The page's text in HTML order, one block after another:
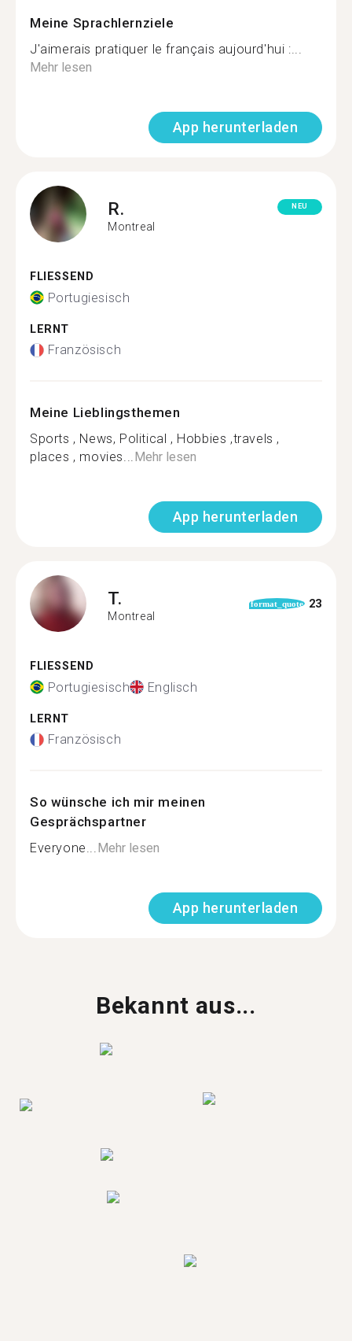
Meine Sprachlernziele
J'aimerais pratiquer le français aujourd'hui :...
Mehr lesen
App herunterladen
R.
Montreal
NEU
FLIESSEND
Portugiesisch
LERNT
Französisch
Meine Lieblingsthemen
Sports , News, Political , Hobbies ,travels ,
places , movies...Mehr lesen
App herunterladen
T.
Montreal
format_quote 23
FLIESSEND
Portugiesisch Englisch
LERNT
Französisch
So wünsche ich mir meinen
Gesprächspartner
Everyone...Mehr lesen
App herunterladen
Bekannt aus...